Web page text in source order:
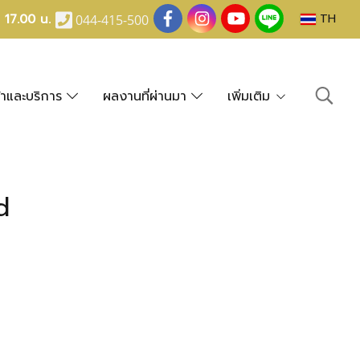
น. 044-415-500 TH
และบริการ ผลงานที่ผ่านมา เพิ่มเติม